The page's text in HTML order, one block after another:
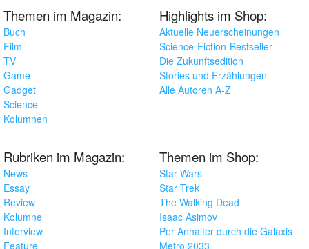
Themen im Magazin:
Buch
Film
TV
Game
Gadget
Science
Kolumnen
Highlights im Shop:
Aktuelle Neuerscheinungen
Science-Fiction-Bestseller
Die Zukunftsedition
Stories und Erzählungen
Alle Autoren A-Z
Rubriken im Magazin:
News
Essay
Review
Kolumne
Interview
Feature
Themen im Shop:
Star Wars
Star Trek
The Walking Dead
Isaac Asimov
Per Anhalter durch die Galaxis
Metro 2033